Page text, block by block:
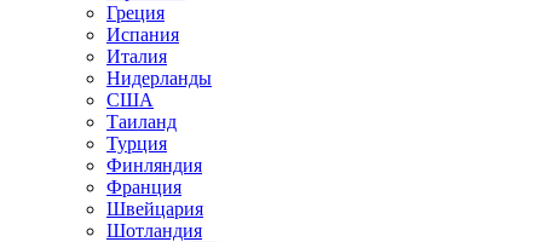
Греция
Испания
Италия
Нидерланды
США
Таиланд
Турция
Финляндия
Франция
Швейцария
Шотландия